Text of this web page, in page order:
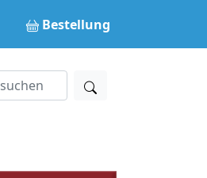
Bestellung